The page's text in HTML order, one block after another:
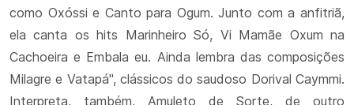
como Oxóssi e Canto para Ogum. Junto com a anfitriã,
ela canta os hits Marinheiro Só, Vi Mamãe Oxum na
Cachoeira e Embala eu. Ainda lembra das composições
Milagre e Vatapá", clássicos do saudoso Dorival Caymmi.
Interpreta, também, Amuleto de Sorte, de outro